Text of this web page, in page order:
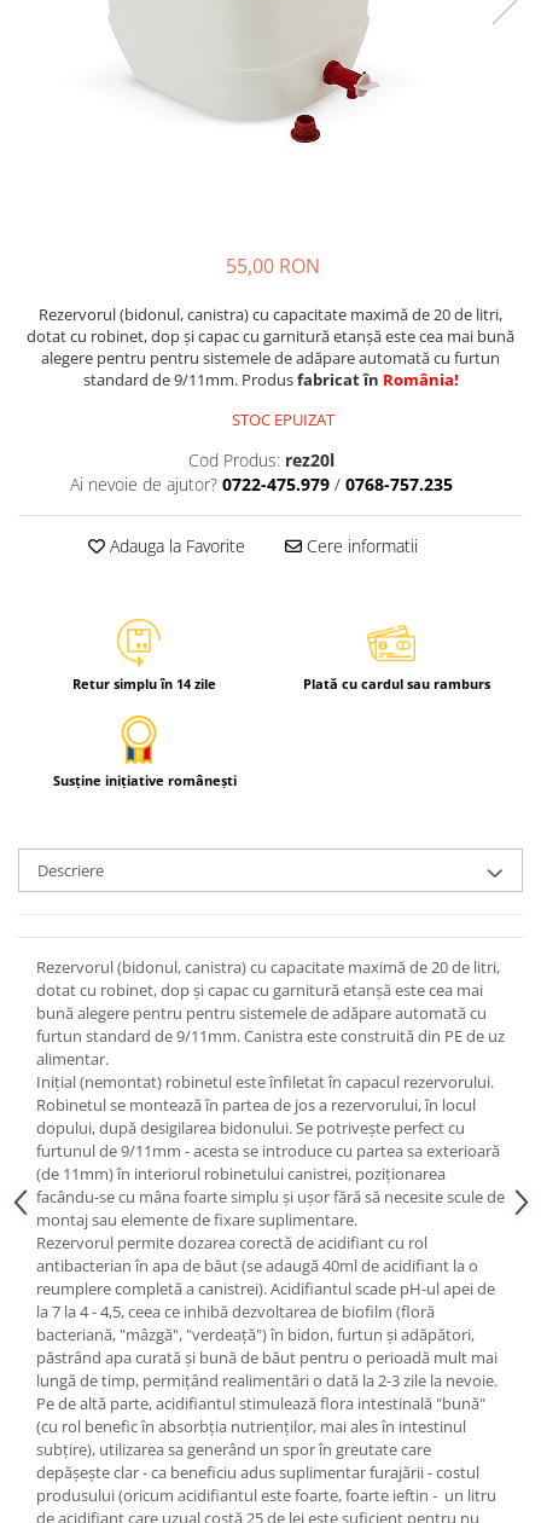
55,00 RON
Rezervorul (bidonul, canistra) cu capacitate maximă de 20 de litri,
dotat cu robinet, dop şi capac cu garnitură etanşă este cea mai bună
alegere pentru pentru sistemele de adăpare automată cu furtun
standard de 9/11mm. Produsfabricat în România!
STOC EPUIZAT
Cod Produs: rez20l
Ai nevoie de ajutor? 0722-475.979 / 0768-757.235
Adauga la Favorite Cere informatii
Retur simplu în 14 zile Plată cu cardul sau ramburs
Susține inițiative românești
Descriere
Rezervorul (bidonul, canistra) cu capacitate maximă de 20 de litri,
dotat cu robinet, dop şi capac cu garnitură etanşă este cea mai
bună alegere pentru pentru sistemele de adăpare automată cu
furtun standard de 9/11mm. Canistra este construită din PE de uz
alimentar.
Iniţial (nemontat) robinetul este înfiletat în capacul rezervorului.
Robinetul se montează în partea de jos a rezervorului, în locul
dopului, după desigilarea bidonului. Se potriveşte perfect cu
furtunul de 9/11mm - acesta se introduce cu partea sa exterioară
(de 11mm) în interiorul robinetului canistrei, poziţionarea
facându-se cu mâna foarte simplu şi uşor fără să necesite scule de
montaj sau elemente de fixare suplimentare.
Rezervorul permite dozarea corectă de acidifiant cu rol
antibacterian în apa de băut (se adaugă 40ml de acidifiant la o
reumplere completă a canistrei). Acidifiantul scade pH-ul apei de
la 7 la 4 - 4,5, ceea ce inhibă dezvoltarea de biofilm (floră
bacteriană, "mâzgă", "verdeaţă") în bidon, furtun şi adăpători,
păstrând apa curată şi bună de băut pentru o perioadă mult mai
lungă de timp, permiţând realimentări o dată la 2-3 zile la nevoie.
Pe de altă parte, acidifiantul stimulează flora intestinală "bună"
(cu rol benefic în absorbţia nutrienţilor, mai ales în intestinul
subţire), utilizarea sa generând un spor în greutate care
depăşeşte clar - ca beneficiu adus suplimentar furajării - costul
produsului (oricum acidifiantul este foarte, foarte ieftin - un litru
de acidifiant care uzual costă 25 de lei este suficient pentru nu